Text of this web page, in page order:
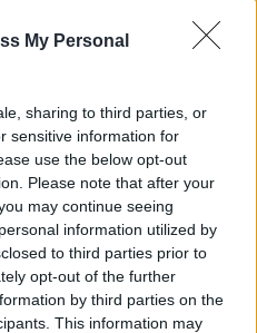
My Personal
sharing to third parties, or
sensitive information for
use the below opt-out
Please note that after your
may continue seeing
information utilized by
to third parties prior to
opt-out of the further
by third parties on the
This information may
και τα κατά καιρούς
της μπάντας
πωλήσεις άνω των 17
οι Garbage
τους ήχο και
αναγνωρίσιμα και
σκηνής.